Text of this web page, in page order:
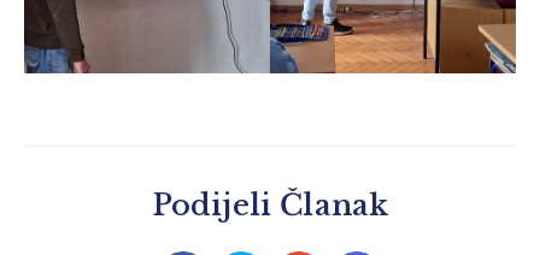
Podijeli Članak